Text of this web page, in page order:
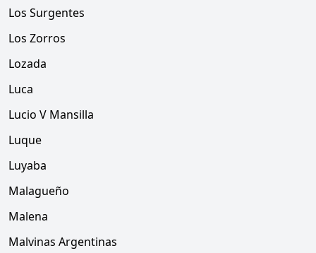
Los Surgentes
Los Zorros
Lozada
Luca
Lucio V Mansilla
Luque
Luyaba
Malagueño
Malena
Malvinas Argentinas